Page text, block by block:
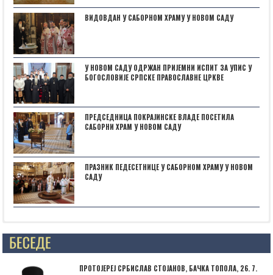
ВИДОВДАН У САБОРНОМ ХРАМУ У НОВОМ САДУ
У НОВОМ САДУ ОДРЖАН ПРИЈЕМНИ ИСПИТ ЗА УПИС У
БОГОСЛОВИЈЕ СРПСКЕ ПРАВОСЛАВНЕ ЦРКВЕ
ПРЕДСЕДНИЦА ПОКРАЈИНСКЕ ВЛАДЕ ПОСЕТИЛА
САБОРНИ ХРАМ У НОВОМ САДУ
ПРАЗНИК ПЕДЕСЕТНИЦЕ У САБОРНОМ ХРАМУ У НОВОМ
САДУ
Posts not found
ПРОТОЈЕРЕЈ СРБИСЛАВ СТОЈАНОВ, БАЧКА ТОПОЛА, 26. 7.